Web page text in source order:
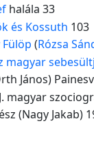
halála 33
és Kossuth 103
Fülöp (Rózsa
magyar
János)
magyar
(Nagy Jakab)